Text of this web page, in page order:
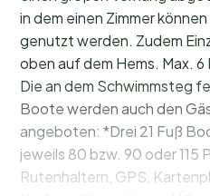
in dem einen Zimmer
genutzt werden. Zudem
oben auf dem Hems. Max. 6
Die an dem Schwimmsteg
Boote werden auch den
angeboten: *Drei 21 Fuß
jeweils 80 bzw. 90 oder 115
Rutenhaltern, GPS,